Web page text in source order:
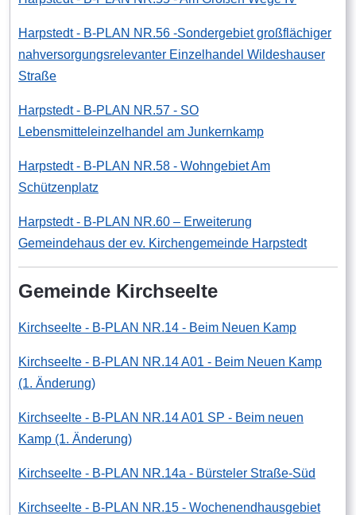
Harpstedt - B-PLAN NR.56 -Sondergebiet großflächiger
nahversorgungsrelevanter Einzelhandel Wildeshauser
Straße
Harpstedt - B-PLAN NR.57 - SO
Lebensmitteleinzelhandel am Junkernkamp
Harpstedt - B-PLAN NR.58 - Wohngebiet Am
Schützenplatz
Harpstedt - B-PLAN NR.60 – Erweiterung
Gemeindehaus der ev. Kirchengemeinde Harpstedt
Gemeinde Kirchseelte
Kirchseelte - B-PLAN NR.14 - Beim Neuen Kamp
Kirchseelte - B-PLAN NR.14 A01 - Beim Neuen Kamp
(1. Änderung)
Kirchseelte - B-PLAN NR.14 A01 SP - Beim neuen
Kamp (1. Änderung)
Kirchseelte - B-PLAN NR.14a - Bürsteler Straße-Süd
Kirchseelte - B-PLAN NR.15 - Wochenendhausgebiet